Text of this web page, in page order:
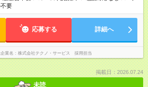
要
応募する 詳細へ
業名 株式会社テクノ・サービス 採用担当
掲載日：2026.07.24
未読